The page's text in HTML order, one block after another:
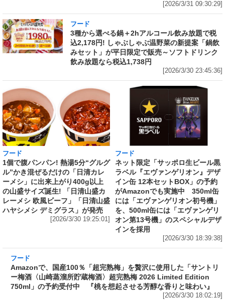
[2026/3/31 09:30:29]
フード
3種から選べる鍋＋2hアルコール飲み放題で税
込2,178円! しゃぶしゃぶ温野菜の新提案「鍋飲
みセット」が平日限定で販売～ソフトドリンク
飲み放題なら税込1,738円
[2026/3/30 23:45:36]
フード
1個で腹パンパン! 熱湯5分“グルグ
ル”かき混ぜるだけの「日清カレ
ーメシ」に出来上がり400g以上
の山盛サイズ誕生! 「日清山盛カ
レーメシ 欧風ビーフ」「日清山盛
ハヤシメシ デミグラス」が発売
[2026/3/30 19:25:01]
フード
ネット限定「サッポロ生ビール黒
ラベル『エヴァンゲリオン』デザ
イン缶 12本セットBOX」の予約
がAmazonでも実施中 350ml缶
には「エヴァンゲリオン初号機」
を、500ml缶には「エヴァンゲリ
オン第13号機」のスペシャルデザ
インを採用
[2026/3/30 18:39:38]
Amazonで、国産100％「超完熟梅」を贅沢に使
用した「サントリー梅酒〈山崎蒸溜所貯蔵梅
酒〉超完熟梅 2026 Limited Edition 750ml」の
予約受付中 『桃を想起させる芳醇な香りと味